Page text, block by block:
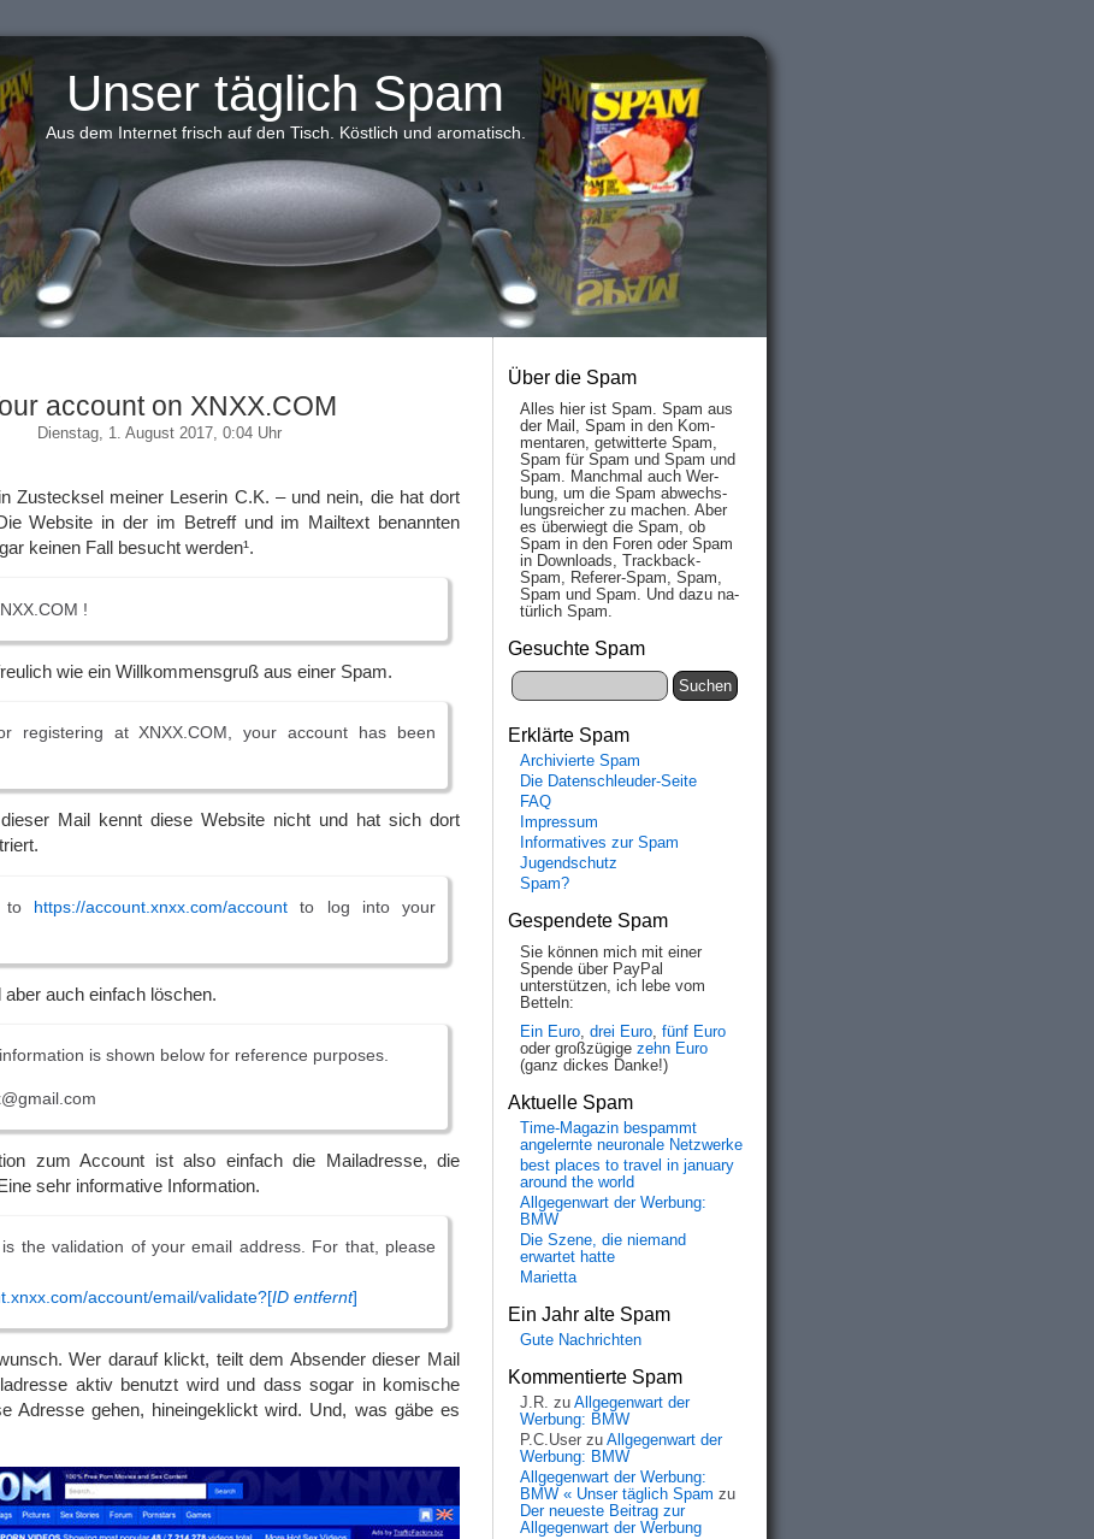
Unser täglich Spam
Aus dem Internet frisch auf den Tisch. Köstlich und aromatisch.
account on XNXX.COM
Dienstag, 1. August 2017, 0:04 Uhr
Zustecksel meiner Leserin C.K. – und nein, die hat dort
Website in der im Betreff und im Mailtext benannten
keinen Fall besucht werden¹.
!
wie ein Willkommensgruß aus einer Spam.
registering at XNXX.COM, your account has been
Mail kennt diese Website nicht und hat sich dort
to https://account.xnxx.com/account to log into your
auch einfach löschen.
is shown below for reference purposes.
zum Account ist also einfach die Mailadresse, die
sehr informative Information.
the validation of your email address. For that, please
account/email/validate?[ID entfernt]
Wer darauf klickt, teilt dem Absender dieser Mail
aktiv benutzt wird und dass sogar in komische
Adresse gehen, hineingeklickt wird. Und, was gäbe es
Über die Spam
Alles hier ist Spam. Spam aus
der Mail, Spam in den Kom­
men­taren, ge­twit­ter­te Spam,
Spam für Spam und Spam und
Spam. Manch­mal auch Wer­
bung, um die Spam ab­wechs­
lungs­reich­er zu mach­en. Aber
es über­wiegt die Spam, ob
Spam in den Fo­ren oder Spam
in Down­loads, Track­back-
Spam, Re­fe­rer-Spam, Spam,
Spam und Spam. Und da­zu na­
tür­lich Spam.
Gesuchte Spam
Erklärte Spam
Archivierte Spam
Die Datenschleuder-Seite
FAQ
Impressum
Informatives zur Spam
Jugendschutz
Spam?
Gespendete Spam
Sie können mich mit einer
Spende über PayPal
unterstützen, ich lebe vom
Betteln:
Ein Euro, drei Euro, fünf Euro
oder großzügige zehn Euro
(ganz dickes Danke!)
Aktuelle Spam
Time-Magazin bespammt
angelernte neuronale Netzwerke
best places to travel in january
around the world
Allgegenwart der Werbung:
BMW
Die Szene, die niemand
erwartet hatte
Marietta
Ein Jahr alte Spam
Gute Nachrichten
Kommentierte Spam
J.R. zu Allgegenwart der
Werbung: BMW
P.C.User zu Allgegenwart der
Werbung: BMW
Allgegenwart der Werbung:
BMW « Unser täglich Spam zu
Der neueste Beitrag zur
Allgegenwart der Werbung